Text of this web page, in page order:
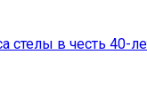
стелы в честь 40-